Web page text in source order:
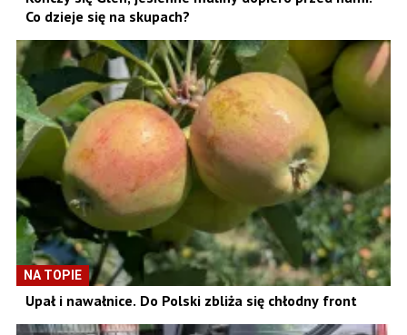
Co dzieje się na skupach?
NA TOPIE
Upał i nawałnice. Do Polski zbliża się chłodny front